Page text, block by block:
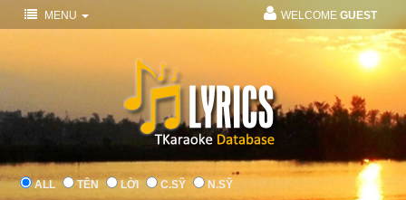
MENU WELCOME GUEST
ALL TÊN LỜI C.SỸ N.SỸ